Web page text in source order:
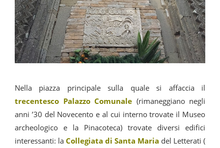
Nella piazza principale sulla quale si affaccia il
trecentesco Palazzo Comunale (rimaneggiano negli
anni ’30 del Novecento e al cui interno trovate il Museo
archeologico e la Pinacoteca) trovate diversi edifici
interessanti: la Collegiata di Santa Maria del Letterati (